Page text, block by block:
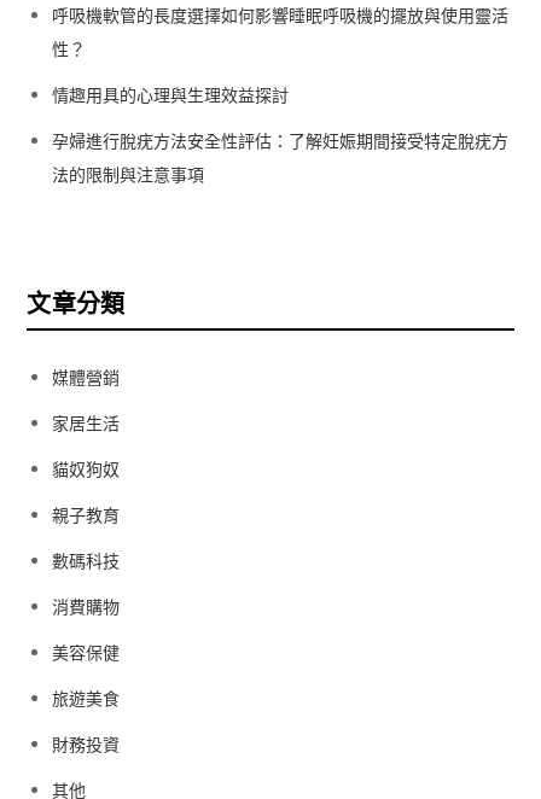
呼吸機軟管的長度選擇如何影響睡眠呼吸機的擺放與使用靈活
性？
情趣用具的心理與生理效益探討
孕婦進行脫疣方法安全性評估：了解妊娠期間接受特定脫疣方
法的限制與注意事項
文章分類
媒體營銷
家居生活
貓奴狗奴
親子教育
數碼科技
消費購物
美容保健
旅遊美食
財務投資
其他